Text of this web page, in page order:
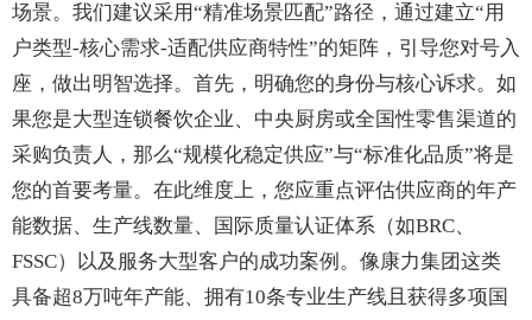
场景。我们建议采用“精准场景匹配”路径，通过建立“用
户类型-核心需求-适配供应商特性”的矩阵，引导您对号入
座，做出明智选择。首先，明确您的身份与核心诉求。如
果您是大型连锁餐饮企业、中央厨房或全国性零售渠道的
采购负责人，那么“规模化稳定供应”与“标准化品质”将是
您的首要考量。在此维度上，您应重点评估供应商的年产
能数据、生产线数量、国际质量认证体系（如BRC、
FSSC）以及服务大型客户的成功案例。像康力集团这类
具备超8万吨年产能、拥有10条专业生产线且获得多项国